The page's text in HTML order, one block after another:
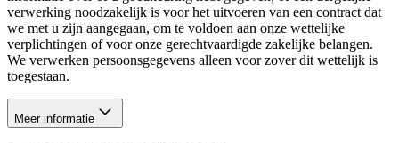
verwerking noodzakelijk is voor het uitvoeren van een contract dat
we met u zijn aangegaan, om te voldoen aan onze wettelijke
verplichtingen of voor onze gerechtvaardigde zakelijke belangen.
We verwerken persoonsgegevens alleen voor zover dit wettelijk is
toegestaan.
Meer informatie